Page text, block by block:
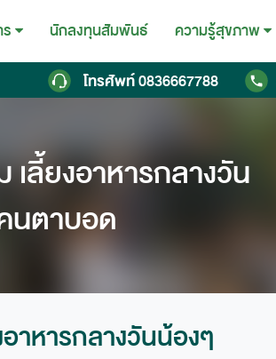
นักลงทุนสัมพันธ์ ความรู้สุขภาพ
โทรศัพท์0836667788
ลี้ยงอาหารกลางวัน
นตาบอด
าหารกลางวันน้องๆ